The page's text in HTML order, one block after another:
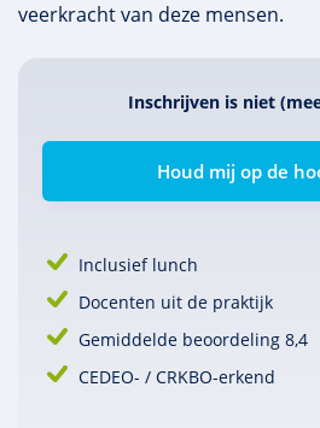
veerkracht van deze mensen.
Inschrijven is niet
Houd mij op de
Inclusief lunch
Docenten uit de praktijk
Gemiddelde beoordeling 8,4
CEDEO- / CRKBO-erkend